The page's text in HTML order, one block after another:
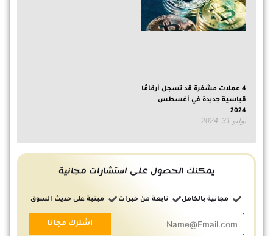
4 عملات مشفرة قد تسجل أرقامًا
قياسية جديدة في أغسطس
2024
يوليو 31, 2024
يمكنك الحصول على استشارات مجانية
مجانية بالكامل نابعة من خبرات مبنية على حديث السوق